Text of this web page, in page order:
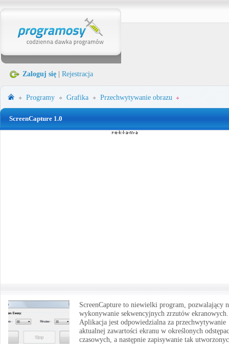
Zaloguj się Rejestracja
Programy Grafika Przechwytywanie obrazu
ScreenCapture 1.0
ScreenCapture to niewielki program, pozwalający
wykonywanie sekwencyjnych zrzutów ekranowych.
Aplikacja jest odpowiedzialna za przechwytywanie
aktualnej zawartości ekranu w określonych
czasowych, a następnie zapisywanie tak